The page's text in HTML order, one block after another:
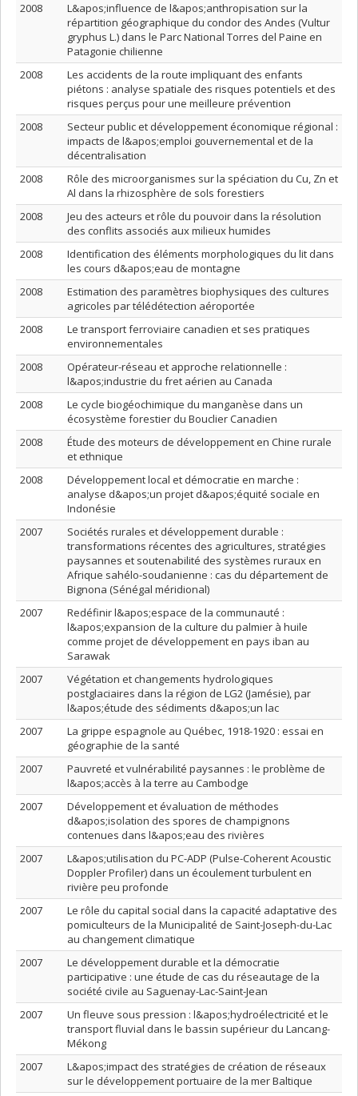
2008
L&apos;influence de l&apos;anthropisation sur la
répartition géographique du condor des Andes (Vultur
gryphus L.) dans le Parc National Torres del Paine en
Patagonie chilienne
2008
Les accidents de la route impliquant des enfants
piétons : analyse spatiale des risques potentiels et des
risques perçus pour une meilleure prévention
2008
Secteur public et développement économique régional :
impacts de l&apos;emploi gouvernemental et de la
décentralisation
2008
Rôle des microorganismes sur la spéciation du Cu, Zn et
Al dans la rhizosphère de sols forestiers
2008
Jeu des acteurs et rôle du pouvoir dans la résolution
des conflits associés aux milieux humides
2008
Identification des éléments morphologiques du lit dans
les cours d&apos;eau de montagne
2008
Estimation des paramètres biophysiques des cultures
agricoles par télédétection aéroportée
2008
Le transport ferroviaire canadien et ses pratiques
environnementales
2008
Opérateur-réseau et approche relationnelle :
l&apos;industrie du fret aérien au Canada
2008
Le cycle biogéochimique du manganèse dans un
écosystème forestier du Bouclier Canadien
2008
Étude des moteurs de développement en Chine rurale
et ethnique
2008
Développement local et démocratie en marche :
analyse d&apos;un projet d&apos;équité sociale en
Indonésie
2007
Sociétés rurales et développement durable :
transformations récentes des agricultures, stratégies
paysannes et soutenabilité des systèmes ruraux en
Afrique sahélo-soudanienne : cas du département de
Bignona (Sénégal méridional)
2007
Redéfinir l&apos;espace de la communauté :
l&apos;expansion de la culture du palmier à huile
comme projet de développement en pays iban au
Sarawak
2007
Végétation et changements hydrologiques
postglaciaires dans la région de LG2 (Jamésie), par
l&apos;étude des sédiments d&apos;un lac
2007
La grippe espagnole au Québec, 1918-1920 : essai en
géographie de la santé
2007
Pauvreté et vulnérabilité paysannes : le problème de
l&apos;accès à la terre au Cambodge
2007
Développement et évaluation de méthodes
d&apos;isolation des spores de champignons
contenues dans l&apos;eau des rivières
2007
L&apos;utilisation du PC-ADP (Pulse-Coherent Acoustic
Doppler Profiler) dans un écoulement turbulent en
rivière peu profonde
2007
Le rôle du capital social dans la capacité adaptative des
pomiculteurs de la Municipalité de Saint-Joseph-du-Lac
au changement climatique
2007
Le développement durable et la démocratie
participative : une étude de cas du réseautage de la
société civile au Saguenay-Lac-Saint-Jean
2007
Un fleuve sous pression : l&apos;hydroélectricité et le
transport fluvial dans le bassin supérieur du Lancang-
Mékong
2007
L&apos;impact des stratégies de création de réseaux
sur le développement portuaire de la mer Baltique